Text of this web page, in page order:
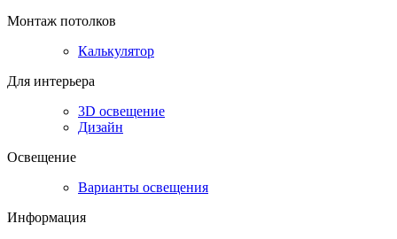
Монтаж потолков
Калькулятор
Для интерьера
3D освещение
Дизайн
Освещение
Варианты освещения
Информация